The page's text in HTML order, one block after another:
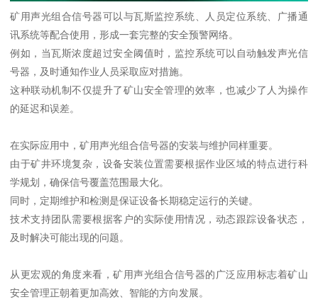
矿用声光组合信号器可以与瓦斯监控系统、人员定位系统、广播通
讯系统等配合使用，形成一套完整的安全预警网络。
例如，当瓦斯浓度超过安全阈值时，监控系统可以自动触发声光信
号器，及时通知作业人员采取应对措施。
这种联动机制不仅提升了矿山安全管理的效率，也减少了人为操作
的延迟和误差。
在实际应用中，矿用声光组合信号器的安装与维护同样重要。
由于矿井环境复杂，设备安装位置需要根据作业区域的特点进行科
学规划，确保信号覆盖范围最大化。
同时，定期维护和检测是保证设备长期稳定运行的关键。
技术支持团队需要根据客户的实际使用情况，动态跟踪设备状态，
及时解决可能出现的问题。
从更宏观的角度来看，矿用声光组合信号器的广泛应用标志着矿山
安全管理正朝着更加高效、智能的方向发展。